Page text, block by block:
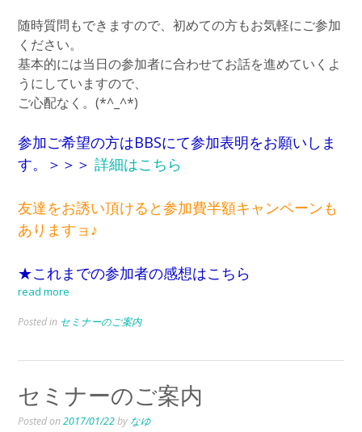
随時質問もできますので、初めての方もお気軽にご参加
ください。
基本的には当日の参加者に合わせてお話を進めていくよ
うにしていますので、
ご心配なく。(*^_^*)
参加ご希望の方はBBSにて参加表明をお願いしま
す。＞＞＞ 詳細はこちら
友達をお誘い頂けると参加費半額キャンペーンも
ありますョ♪
★これまでの参加者の感想はこちら
read more
Posted in セミナーのご案内
セミナーのご案内
Posted on2017/01/22by なゆ